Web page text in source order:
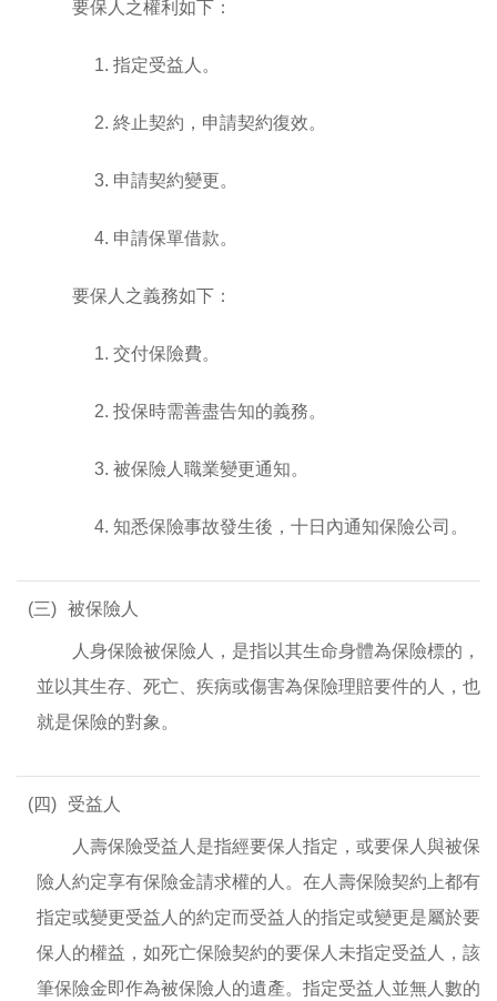
要保人之權利如下：
1. 指定受益人。
2. 終止契約，申請契約復效。
3. 申請契約變更。
4. 申請保單借款。
要保人之義務如下：
1. 交付保險費。
2. 投保時需善盡告知的義務。
3. 被保險人職業變更通知。
4. 知悉保險事故發生後，十日內通知保險公司。
(三) 被保險人
人身保險被保險人，是指以其生命身體為保險標的，
並以其生存、死亡、疾病或傷害為保險理賠要件的人，也
就是保險的對象。
(四) 受益人
人壽保險受益人是指經要保人指定，或要保人與被保
險人約定享有保險金請求權的人。在人壽保險契約上都有
指定或變更受益人的約定而受益人的指定或變更是屬於要
保人的權益，如死亡保險契約的要保人未指定受益人，該
筆保險金即作為被保險人的遺產。指定受益人並無人數的